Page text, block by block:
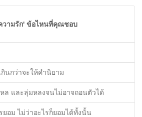
วามรัก' ข้อไหนที่คุณชอบ
นกว่าจะให้คำนิยาม
ล และลุ่มหลงจนไม่อาจถอนตัวได้
อม ไม่ว่าอะไรก็ยอมได้ทั้งนั้น